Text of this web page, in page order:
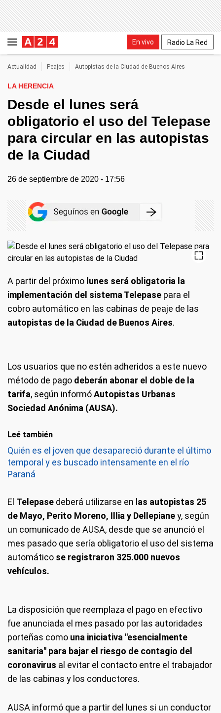
En vivo Radio La Red
Actualidad Peajes Autopistas de la Ciudad de Buenos Aires
LA HERENCIA
Desde el lunes será
obligatorio el uso del Telepase
para circular en las autopistas
de la Ciudad
26 de septiembre de 2020 - 17:56
A partir del próximo lunes será obligatoria la
implementación del sistema Telepase para el
cobro automático en las cabinas de peaje de las
autopistas de la Ciudad de Buenos Aires.
Los usuarios que no estén adheridos a este nuevo
método de pago deberán abonar el doble de la
tarifa, según informóAutopistas Urbanas
Sociedad Anónima (AUSA).
Leé también
Quién es el joven que desapareció durante el último
temporal y es buscado intensamente en el río
Paraná
El Telepase deberá utilizarse en l as autopistas 25
de Mayo, Perito Moreno, Illia y Dellepianey, según
un comunicado de AUSA, desde que se anunció el
mes pasado que sería obligatorio el uso del sistema
automático se registraron 325.000 nuevos
vehículos.
La disposición que reemplaza el pago en efectivo
fue anunciada el mes pasado por las autoridades
porteñas como una iniciativa "esencialmente
sanitaria" para bajar el riesgo de contagio del
coronavirus al evitar el contacto entre el trabajador
de las cabinas y los conductores.
AUSA informó que a partir del lunes si un conductor